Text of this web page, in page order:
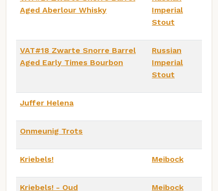
Aged Aberlour Whisky
Imperial
Stout
VAT#18 Zwarte Snorre Barrel
Aged Early Times Bourbon
Russian
Imperial
Stout
Juffer Helena
Onmeunig Trots
Kriebels! Meibock
Kriebels! - Oud Meibock